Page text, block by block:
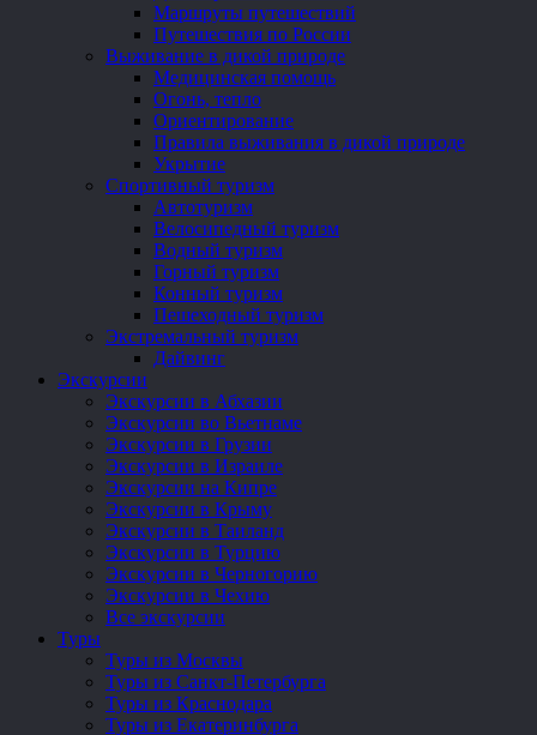
Маршруты путешествий
Путешествия по России
Выживание в дикой природе
Медицинская помощь
Огонь, тепло
Ориентирование
Правила выживания в дикой природе
Укрытие
Спортивный туризм
Автотуризм
Велосипедный туризм
Водный туризм
Горный туризм
Конный туризм
Пешеходный туризм
Экстремальный туризм
Дайвинг
Экскурсии
Экскурсии в Абхазии
Экскурсии во Вьетнаме
Экскурсии в Грузии
Экскурсии в Израиле
Экскурсии на Кипре
Экскурсии в Крыму
Экскурсии в Таиланд
Экскурсии в Турцию
Экскурсии в Черногорию
Экскурсии в Чехию
Все экскурсии
Туры
Туры из Москвы
Туры из Санкт-Петербурга
Туры из Краснодара
Туры из Екатеринбурга